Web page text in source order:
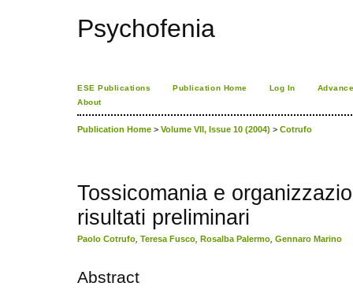
Psychofenia
ESE Publications Publication Home Log In
About
Publication Home > Volume VII, Issue 10 (2004) > Cotrufo
Tossicomania e
risultati preliminari
Paolo Cotrufo Teresa Fusco Rosalba Palermo Gennaro Marino
Abstract